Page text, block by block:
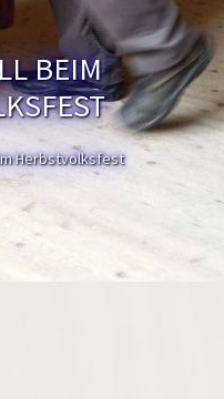
BEIM
Herbstvolksfest